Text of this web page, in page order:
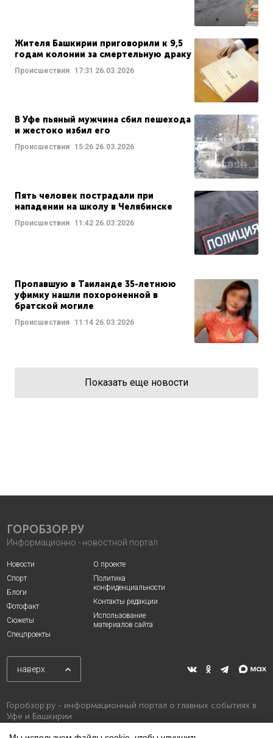
Жителя Башкирии приговорили к 9,5
годам колонии за смертельную драку
Происшествия 17:31 26.03.2026
В Уфе пьяный мужчина сбил пешехода
и жестоко избил его
Происшествия 15:26 26.03.2026
Пять человек пострадали при
нападении на школу в Челябинске
Происшествия 11:42 26.03.2026
Пропавшую в Таиланде 35-летнюю
уфимку нашли похороненной в
братской могиле
Происшествия 11:14 26.03.2026
Показать еще новости
ГОРОБЗОР.РУ
Информационно - новостной портал
Новости
Спорт
Блоги
Фотофакт
Сюжеты
Спецпроекты
О проекте
Политика
конфиденциальности
Контакты редакции
Использование
материалов сайта
наверх
Горобзор.ру - информационный портал о главных событиях в
Уфе и Башкирии